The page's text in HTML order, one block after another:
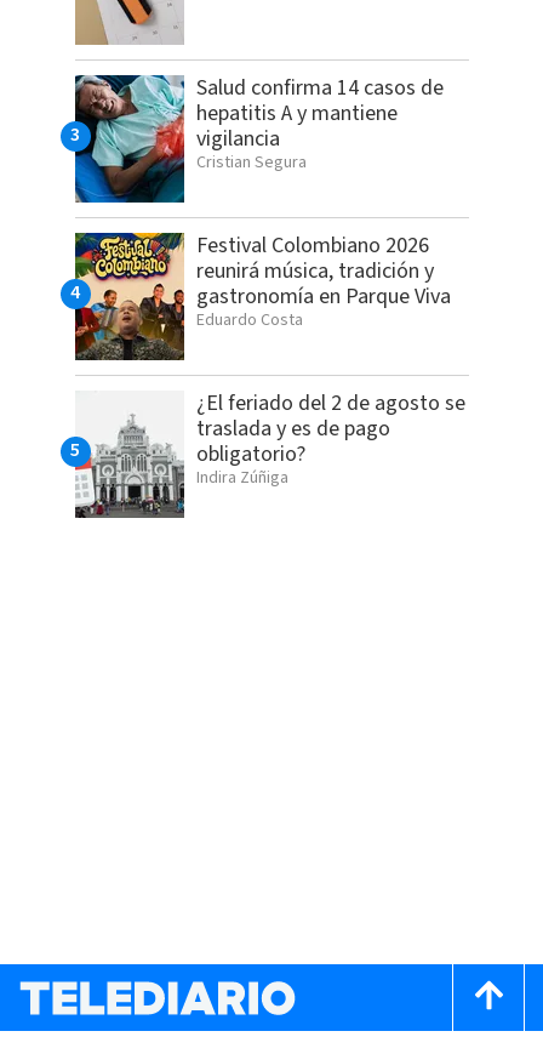
Salud confirma 14 casos de
hepatitis A y mantiene
vigilancia
Cristian Segura
Festival Colombiano 2026
reunirá música, tradición y
gastronomía en Parque Viva
Eduardo Costa
¿El feriado del 2 de agosto se
traslada y es de pago
obligatorio?
Indira Zúñiga